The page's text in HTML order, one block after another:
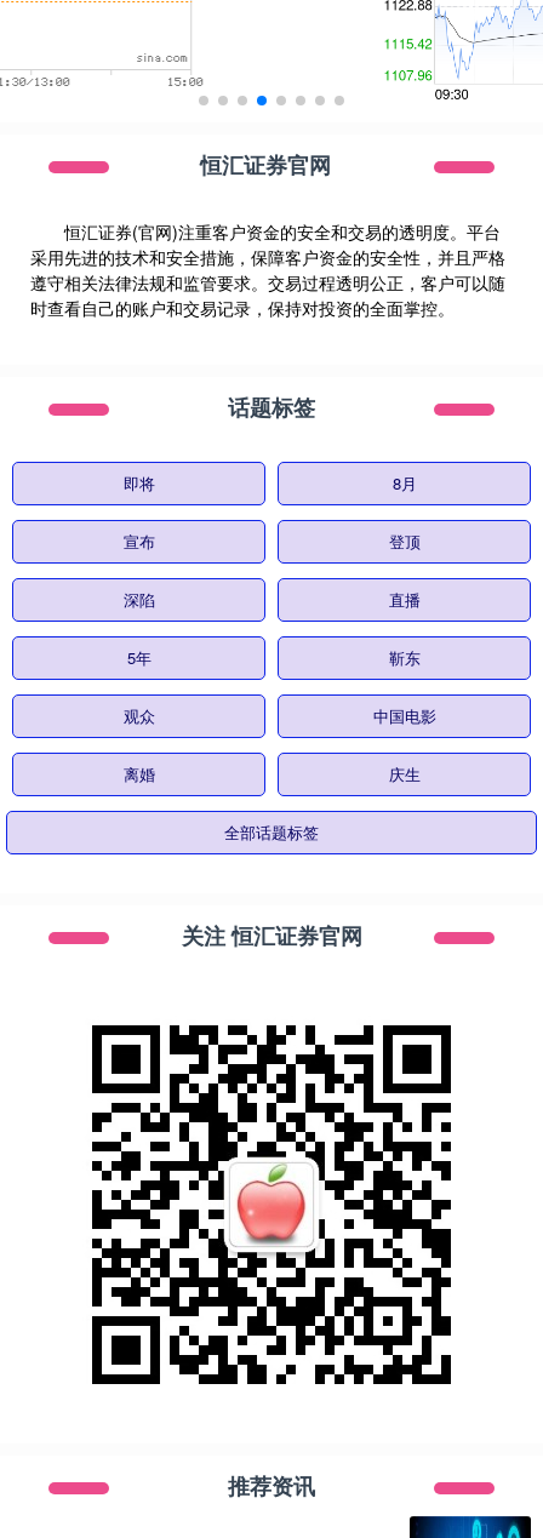
恒汇证券官网
恒汇证券(官网)注重客户资金的安全和交易的透明度。平台
采用先进的技术和安全措施，保障客户资金的安全性，并且严格
遵守相关法律法规和监管要求。交易过程透明公正，客户可以随
时查看自己的账户和交易记录，保持对投资的全面掌控。
话题标签
即将 8月
宣布 登顶
深陷 直播
5年 靳东
观众 中国电影
离婚 庆生
全部话题标签
关注 恒汇证券官网
推荐资讯